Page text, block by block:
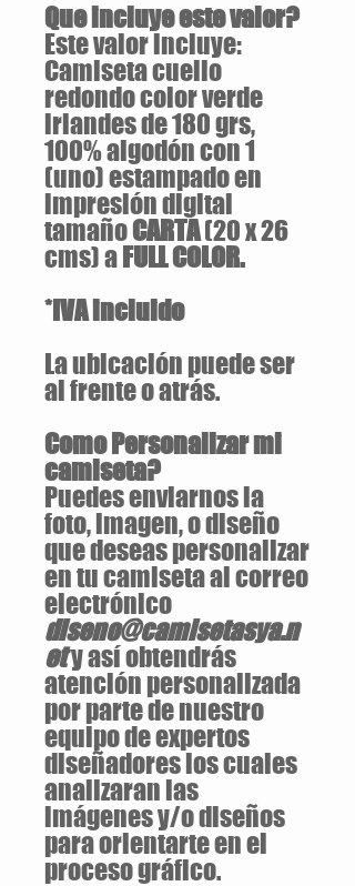
Que incluye este valor?
Este valor incluye:
Camiseta cuello
redondo color verde
irlandes de 180 grs,
100% algodón con 1
(uno) estampado en
impresión digital
tamañoCARTA(20 x 26
cms) a FULL COLOR.
*IVA incluido
La ubicación puede ser
al frente o atrás.
Como Personalizar mi
camiseta?
Puedes enviarnos la
foto, imagen, o diseño
que deseas personalizar
en tu camiseta al correo
electrónico
diseno@camisetasya.n
ety así obtendrás
atención personalizada
por parte de nuestro
equipo de expertos
diseñadores los cuales
analizaran las
imágenes y/o diseños
para orientarte en el
proceso gráfico.